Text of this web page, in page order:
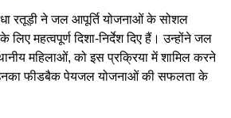
रतूड़ी ने जल आपूर्ति योजनाओं के सोशल
लिए महत्वपूर्ण दिशा-निर्देश दिए हैं। उन्होंने जल
महिलाओं, को इस प्रक्रिया में शामिल करने
उनका फीडबैक पेयजल योजनाओं की सफलता के